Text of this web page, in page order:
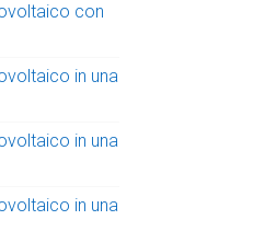
con
in una
in una
in una